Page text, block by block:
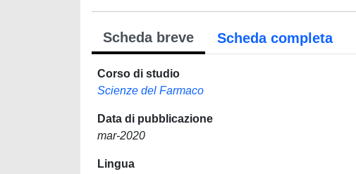
Scheda breve Scheda completa
Corso di studio
Scienze del Farmaco
Data di pubblicazione
mar-2020
Lingua